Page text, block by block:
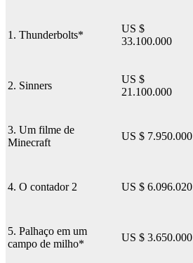
1. Thunderbolts*
US $
33.100.000
2. Sinners
US $
21.100.000
3. Um filme de
Minecraft
US $ 7.950.000
4. O contador 2 US $ 6.096.020
5. Palhaço em um
campo de milho*
US $ 3.650.000